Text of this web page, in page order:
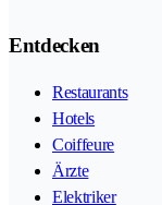
Entdecken
Restaurants
Hotels
Coiffeure
Ärzte
Elektriker